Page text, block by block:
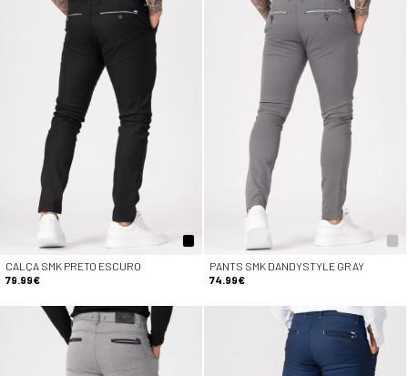
CALÇA SMK PRETO ESCURO
79.99€
PANTS SMK DANDYSTYLE GRAY
74.99€